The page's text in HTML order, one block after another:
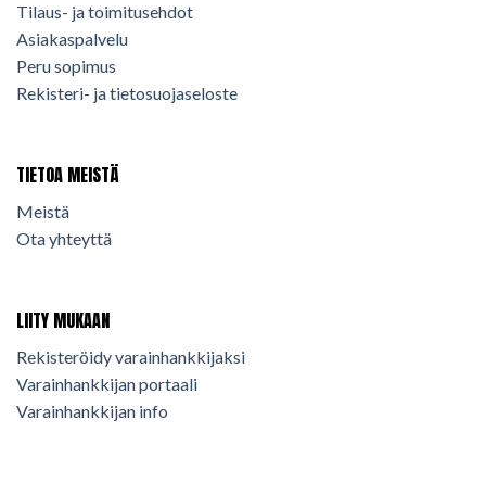
Tilaus- ja toimitusehdot
Asiakaspalvelu
Peru sopimus
Rekisteri- ja tietosuojaseloste
TIETOA MEISTÄ
Meistä
Ota yhteyttä
LIITY MUKAAN
Rekisteröidy varainhankkijaksi
Varainhankkijan portaali
Varainhankkijan info